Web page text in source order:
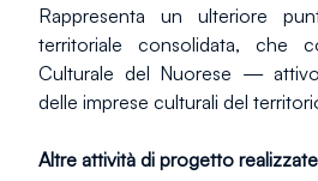
Rappresenta un ulteriore
territoriale consolidata, che
Culturale del Nuorese —
delle imprese culturali del
Altre attività di progetto